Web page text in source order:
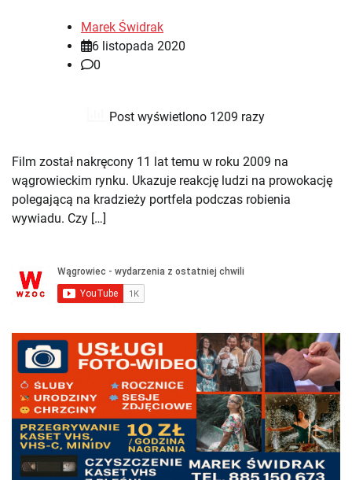
Marek Świdrak
6 listopada 2020
0
Post wyświetlono 1209 razy
Film został nakręcony 11 lat temu w roku 2009 na
wągrowieckim rynku. Ukazuje reakcję ludzi na prowokację
polegającą na kradzieży portfela podczas robienia
wywiadu. Czy […]